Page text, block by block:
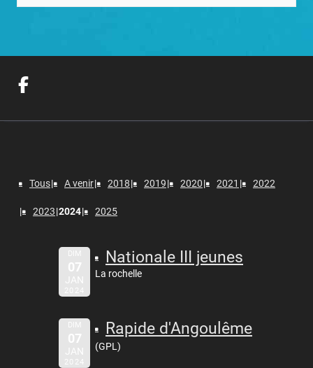
Tous A venir 2018 2019 2020 2021 2022
2023 2024 2025
DIM
07
JAN
2024
Nationale III jeunes
La rochelle
DIM
07
JAN
2024
Rapide d'Angoulême
(GPL)